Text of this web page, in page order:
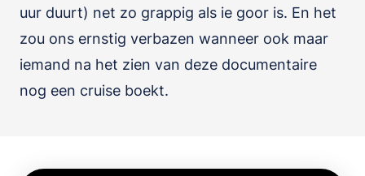
uur duurt) net zo grappig als ie goor is. En het
zou ons ernstig verbazen wanneer ook maar
iemand na het zien van deze documentaire
nog een cruise boekt.